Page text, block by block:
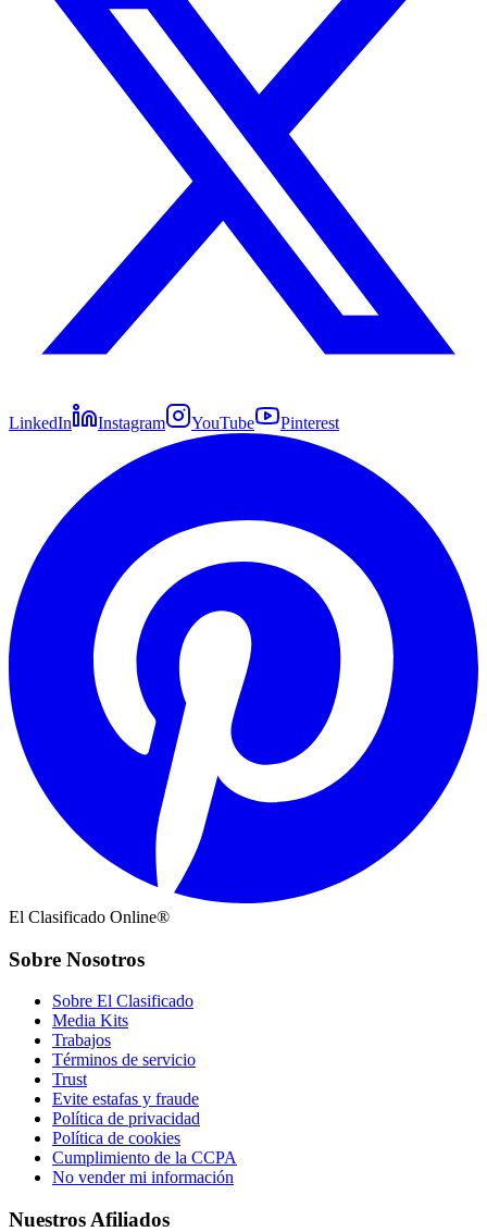
LinkedIn Instagram YouTube Pinterest
El Clasificado Online®
Sobre Nosotros
Sobre El Clasificado
Media Kits
Trabajos
Términos de servicio
Trust
Evite estafas y fraude
Política de privacidad
Política de cookies
Cumplimiento de la CCPA
No vender mi información
Nuestros Afiliados